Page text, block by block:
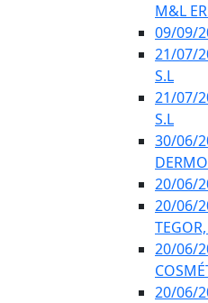
M&L
09/09/
21/07/
S.L
21/07/
S.L
30/06/
20/06/
20/06/
20/06/
20/06/